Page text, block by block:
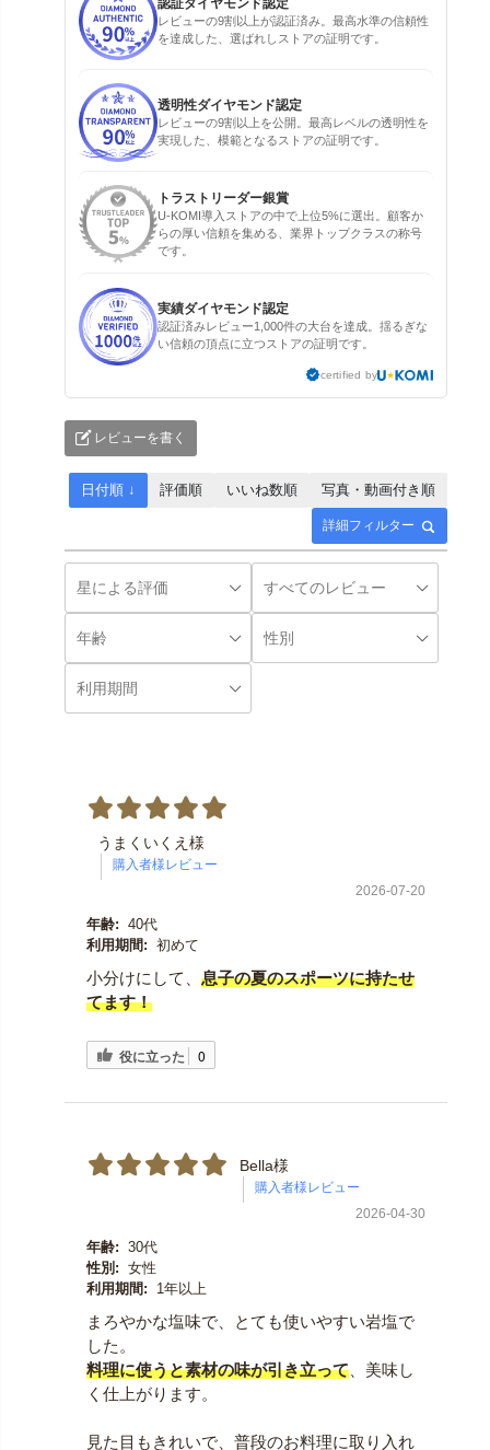
認証ダイヤモンド認定
レビューの9割以上が認証済み。最高水準の信頼性
を達成した、選ばれしストアの証明です。
透明性ダイヤモンド認定
レビューの9割以上を公開。最高レベルの透明性を
実現した、模範となるストアの証明です。
トラストリーダー銀賞
U-KOMI導入ストアの中で上位5%に選出。顧客か
らの厚い信頼を集める、業界トップクラスの称号
です。
実績ダイヤモンド認定
認証済みレビュー1,000件の大台を達成。揺るぎな
い信頼の頂点に立つストアの証明です。
certified by
レビューを書く
詳細フィルター
日付順 ↓ 評価順 いいね数順 写真・動画付き順
うまくいくえ様
2026-07-20
年齢: 40代
利用期間: 初めて
小分けにして、 息子の夏のスポーツに持たせ
てます！
役に立った 0
Bella様
2026-04-30
年齢: 30代
性別: 女性
利用期間:
1年以上
まろやかな塩味で、とても使いやすい岩塩で
した。
料理に使うと素材の味が引き立って、美味し
く仕上がります。
見た目もきれいで、普段のお料理に取り入れ